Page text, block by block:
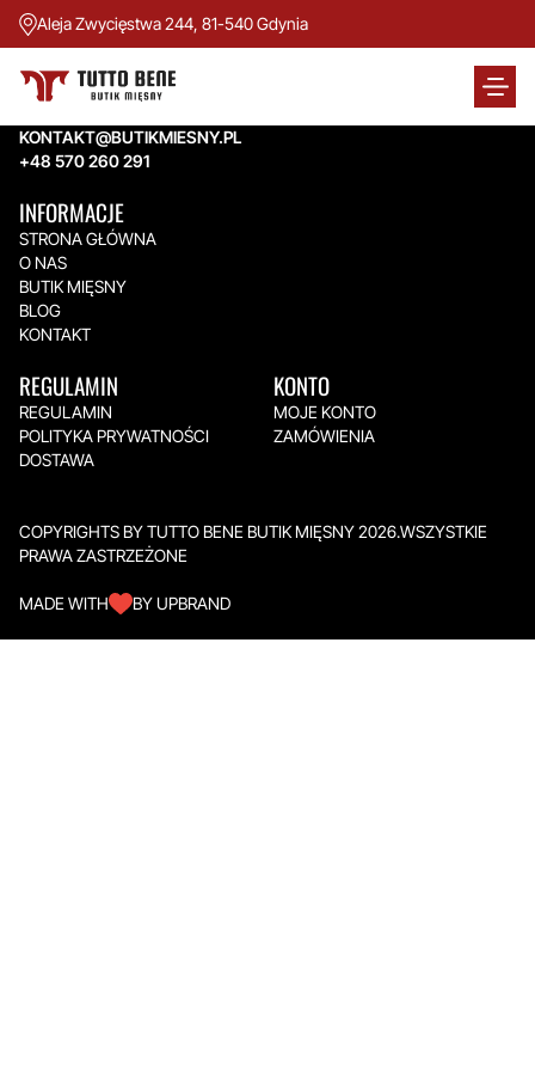
Aleja Zwycięstwa 244, 81-540 Gdynia
TUTTO BENE BUTIK MIĘSNY
Aleja Zwycięstwa 244,
KONTAKT@BUTIKMIESNY.PL
+48 570 260 291
INFORMACJE
STRONA GŁÓWNA
O NAS
BUTIK MIĘSNY
BLOG
KONTAKT
REGULAMIN
REGULAMIN
POLITYKA PRYWATNOŚCI
DOSTAWA
KONTO
MOJE KONTO
ZAMÓWIENIA
COPYRIGHTS BY TUTTO BENE BUTIK MIĘSNY 2026.WSZYSTKIE
PRAWA ZASTRZEŻONE
MADE WITH BY UPBRAND